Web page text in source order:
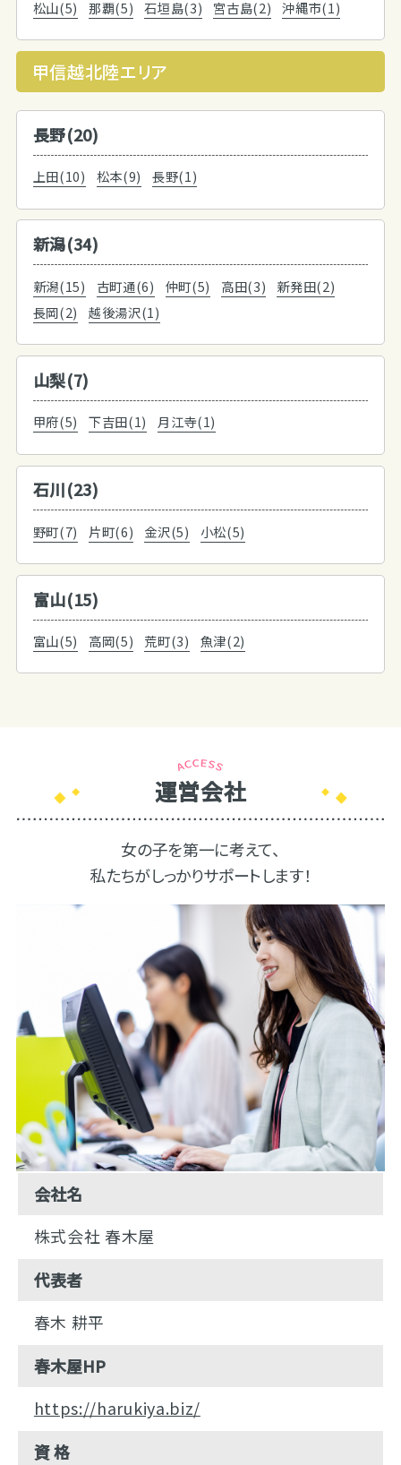
松山(5) 那覇(5) 石垣島(3) 宮古島(2) 沖縄市(1)
甲信越北陸エリア
長野(20)
上田(10) 松本(9) 長野(1)
新潟(34)
新潟(15) 古町通(6) 仲町(5) 高田(3)
新発田(2)
長岡(2)
越後湯沢(1)
山梨(7)
甲府(5) 下吉田(1) 月江寺(1)
石川(23)
野町(7) 片町(6) 金沢(5) 小松(5)
富山(15)
富山(5) 高岡(5) 荒町(3) 魚津(2)
運営会社
女の子を第一に考えて、
私たちがしっかりサポートします！
会社名
株式会社 春木屋
代表者
春木 耕平
春木屋HP
https://harukiya.biz/
資 格